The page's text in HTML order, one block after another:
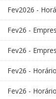
Fev2026 -
Fev26 -
Fev26 -
Fev26 -
Fev26 -